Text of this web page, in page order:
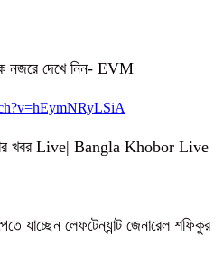
নজরে দেখে নিন- EVM
খবর Live| Bangla Khobor Live
যাচ্ছেন লেফটেন্যান্ট জেনারেল শফিকুর